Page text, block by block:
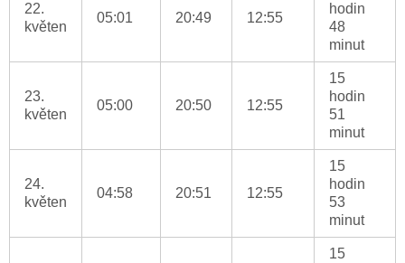
22.
květen
05:01 20:49 12:55
hodin
48
minut
23.
květen
05:00 20:50 12:55
15
hodin
51
minut
24.
květen
04:58 20:51 12:55
15
hodin
53
minut
15